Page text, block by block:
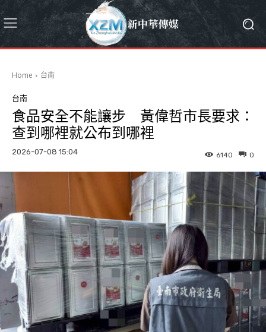
Home 台南
台南
食品安全不能讓步 黃偉哲市長要求：
查到哪裡就公布到哪裡
2026-07-08 15:04 0
6140